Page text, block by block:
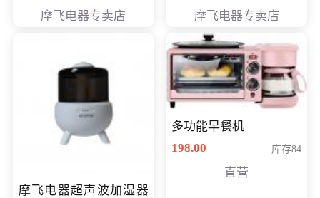
摩飞电器专卖店 摩飞电器专卖店
摩飞电器超声波加湿器
多功能早餐机
198.00
库存84
直营